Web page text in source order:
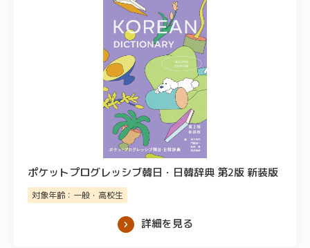
ポケットプログレッシブ韓日・日韓辞典 第2版 新装版
対象年齢：一般・高校生
詳細を見る